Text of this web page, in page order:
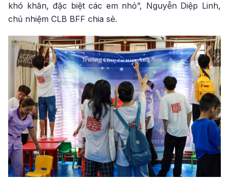
khó khăn, đặc biệt các em nhỏ”, Nguyễn Diệp Linh,
chủ nhiệm CLB BFF chia sẻ.